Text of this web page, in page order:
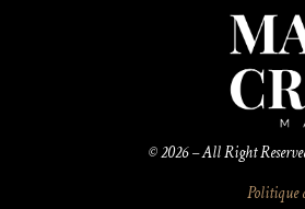
© 2026 – All Right
Politique